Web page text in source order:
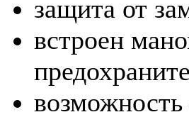
защита от
встроен